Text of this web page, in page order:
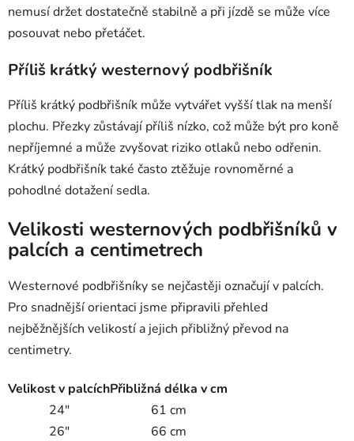
nemusí držet dostatečně stabilně a při jízdě se může více
posouvat nebo přetáčet.
Příliš krátký westernový podbřišník
Příliš krátký podbřišník může vytvářet vyšší tlak na menší
plochu. Přezky zůstávají příliš nízko, což může být pro koně
nepříjemné a může zvyšovat riziko otlaků nebo odřenin.
Krátký podbřišník také často ztěžuje rovnoměrné a
pohodlné dotažení sedla.
Velikosti westernových podbřišníků v
palcích a centimetrech
Westernové podbřišníky se nejčastěji označují v palcích.
Pro snadnější orientaci jsme připravili přehled
nejběžnějších velikostí a jejich přibližný převod na
centimetry.
Velikost v palcíchPřibližná délka v cm
24"
61 cm
26"
66 cm